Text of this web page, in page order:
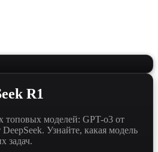
R1
топовых моделей: GPT-o3 от
Узнайте, какая модель
задач.